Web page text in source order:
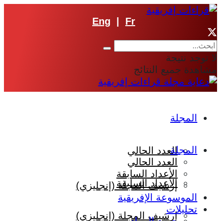
Eng Fr
لا توجد نتيجة
مشاهدة جميع النتائج
المجلة
العدد الحالي
الأعداد السابقة
إرشيف المجلة (إنجليزي)
المجلة
العدد الحالي
الأعداد السابقة
إرشيف المجلة (إنجليزي)
الموسوعة الإفريقية
تحليلات